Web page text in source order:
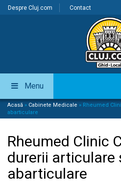
Despre Cluj.com Contact
Menu
Acasă » Cabinete Medicale » Rheumed
abarticulare
Rheumed Clinic
durerii articulare
abarticulare